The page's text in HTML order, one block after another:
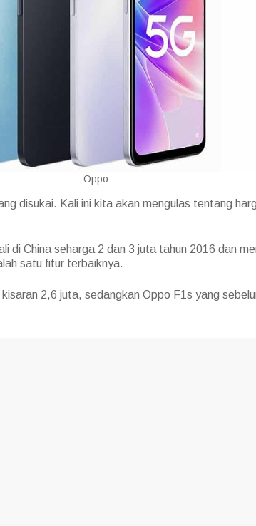
Oppo
disukai. Kali ini kita akan mengulas tentang
di China seharga 2 dan 3 juta tahun 2016 dan
satu fitur terbaiknya.
2,6 juta, sedangkan Oppo F1s yang